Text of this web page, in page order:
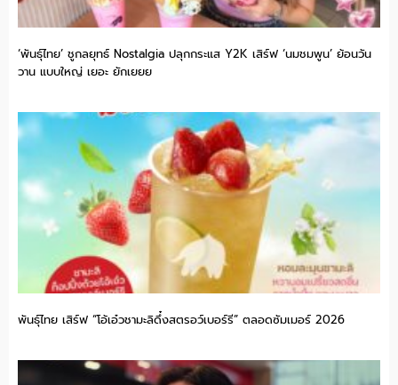
‘พันธุ์ไทย’ ชูกลยุทธ์ Nostalgia ปลุกกระแส Y2K เสิร์ฟ ‘นมชมพูน’ ย้อนวัน
วาน แบบใหญ่ เยอะ ยักเยยย
พันธุ์ไทย เสิร์ฟ “โอ้เอ๋วชามะลิดึ๋งสตรอว์เบอร์รี” ตลอดซัมเมอร์ 2026